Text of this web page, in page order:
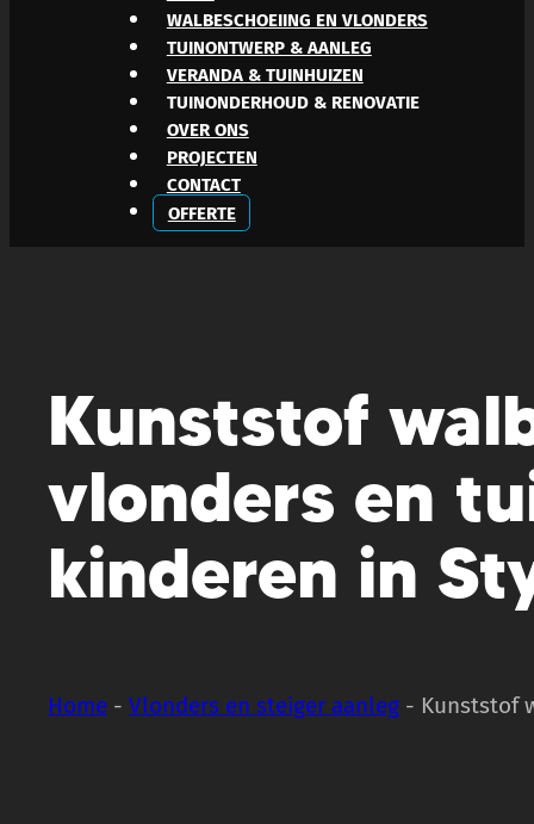
WALBESCHOEIING EN VLONDERS
TUINONTWERP & AANLEG
VERANDA & TUINHUIZEN
TUINONDERHOUD & RENOVATIE
OVER ONS
PROJECTEN
CONTACT
OFFERTE
Kunststof
vlonders en
kinderen in
Home - Vlonders en steiger aanleg - Kunststof